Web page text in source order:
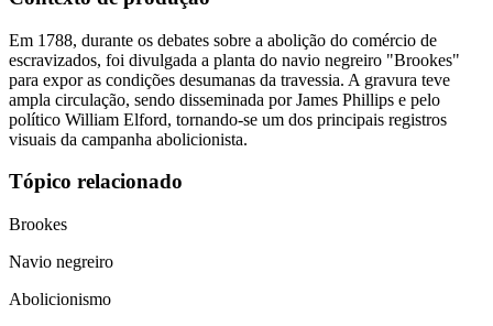
Em 1788, durante os debates sobre a abolição do comércio de
escravizados, foi divulgada a planta do navio negreiro "Brookes"
para expor as condições desumanas da travessia. A gravura teve
ampla circulação, sendo disseminada por James Phillips e pelo
político William Elford, tornando-se um dos principais registros
visuais da campanha abolicionista.
Tópico relacionado
Brookes
Navio negreiro
Abolicionismo